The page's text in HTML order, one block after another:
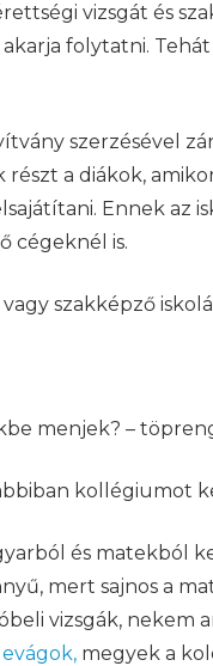
vizsgát és
folytatni.
szerzésével
a diákok,
Ennek az
cégeknél is.
szakképző
menjek? –
kollégiumot
és matekból
mert sajnos a
vizsgák,
megyek a